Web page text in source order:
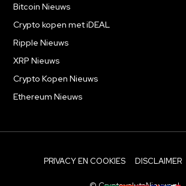
Bitcoin Nieuws
Crypto kopen met iDEAL
Ripple Nieuws
XRP Nieuws
Crypto Kopen Nieuws
Ethereum Nieuws
PRIVACY EN COOKIES DISCLAIMER